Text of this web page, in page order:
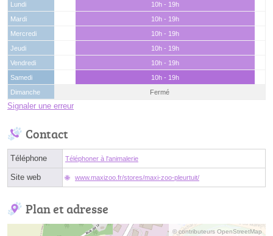
Lundi
10h - 19h
Mardi
10h - 19h
Mercredi
10h - 19h
Jeudi
10h - 19h
Vendredi
10h - 19h
Samedi
10h - 19h
Dimanche
Fermé
Signaler une erreur
Contact
Téléphone Téléphoner à l'animalerie
Site web www.maxizoo.fr/stores/maxi-zoo-pleurtuit/
Plan et adresse
© contributeurs OpenStreetMap